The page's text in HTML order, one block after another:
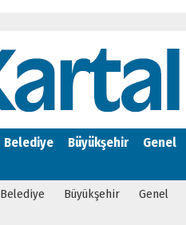
Belediye Büyükşehir Genel
Belediye Büyükşehir Genel